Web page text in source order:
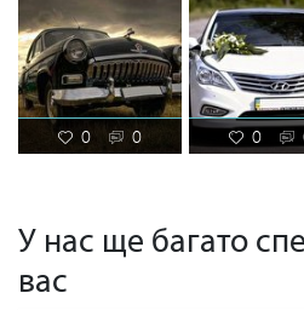
0 0 0
У нас ще багато
вас